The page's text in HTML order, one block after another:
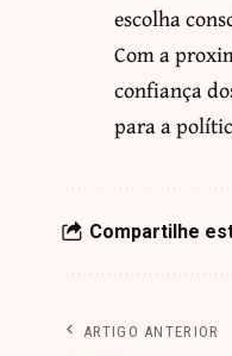
escolha
Com a
confiança
para a
Compartilhe
ARTIGO ANTERIOR